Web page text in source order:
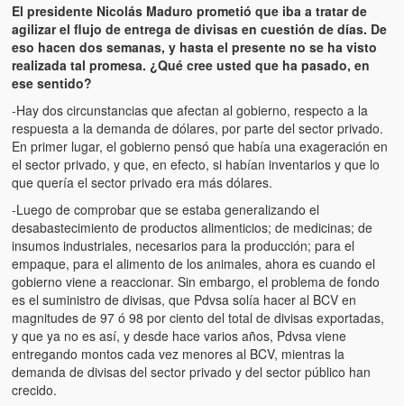
Luis y El Mono… en armas (Luis and El Mono… armed)
Puente Llaguno, Miraflores… ¿y Lina?
Radio Emisoras y canales de televisión clausurados por el
de Chávez hasta el 2009
Victimas del 11 de abril de 2002
Víctimas del régimen dictatorial de Chávez desde que tomó el
poder hasta el 31 de diciembre de 2009
Víctimas inocentes de la violencia castrista del 4 de Febrero de
1992
¡¡¡Miserable traidor, mira a tu pueblo!!! (Despicable traitor, look
your country!!!)
Fotos
Versos
El presidente Nicolás Maduro prometió que iba a tratar de
agilizar el flujo de entrega de divisas en cuestión de días. De
eso hacen dos semanas, y hasta el presente no se ha visto
realizada tal promesa. ¿Qué cree usted que ha pasado, en
ese sentido?
-Hay dos circunstancias que afectan al gobierno, respecto a la
respuesta a la demanda de dólares, por parte del sector privado.
En primer lugar, el gobierno pensó que había una exageración en
el sector privado, y que, en efecto, si habían inventarios y que lo
que quería el sector privado era más dólares.
-Luego de comprobar que se estaba generalizando el
desabastecimiento de productos alimenticios; de medicinas; de
insumos industriales, necesarios para la producción; para el
empaque, para el alimento de los animales, ahora es cuando el
gobierno viene a reaccionar. Sin embargo, el problema de fondo
es el suministro de divisas, que Pdvsa solía hacer al BCV en
magnitudes de 97 ó 98 por ciento del total de divisas exportadas,
y que ya no es así, y desde hace varios años, Pdvsa viene
entregando montos cada vez menores al BCV, mientras la
demanda de divisas del sector privado y del sector público han
crecido.